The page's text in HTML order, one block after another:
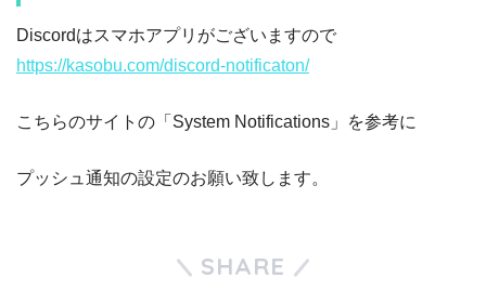
Discordはスマホアプリがございますので
https://kasobu.com/discord-notificaton/
こちらのサイトの「System Notifications」を参考に
プッシュ通知の設定のお願い致します。
SHARE